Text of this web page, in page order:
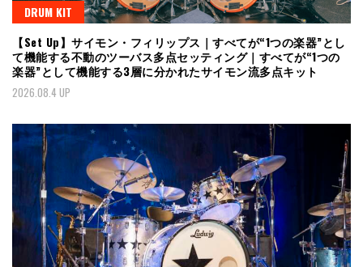
DRUM KIT
【Set Up】サイモン・フィリップス｜すべてが“1つの楽器”とし
て機能する不動のツーバス多点セッティング｜すべてが“1つの
楽器”として機能する3層に分かれたサイモン流多点キット
2026.08.4 UP